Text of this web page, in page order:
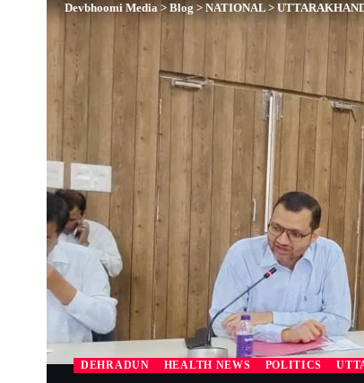
Devbhoomi Media > Blog >NATIONAL >
DEHRADUN HEALTH NEWS POLITICS